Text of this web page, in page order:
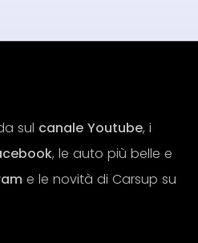
sul canale Youtube, i
, le auto più belle e
e le novità di Carsup su